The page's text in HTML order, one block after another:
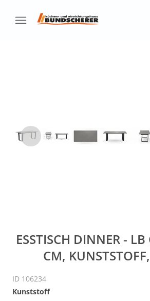
ESSTISCH DINNER -
CM,
ID 106234
Kunststoff